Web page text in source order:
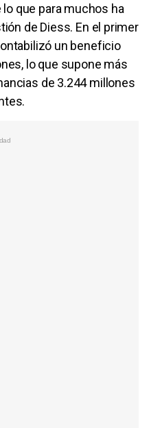
que para muchos ha
de Diess. En el primer
un beneficio
lo que supone más
de 3.244 millones